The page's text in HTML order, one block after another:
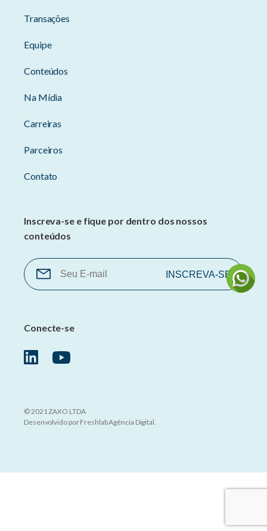
Transações
Equipe
Conteúdos
Na Mídia
Carreiras
Parceiros
Contato
Inscreva-se e fique por dentro dos nossos
conteúdos
Conecte-se
© 2021 ZAXO LTDA
Desenvolvido porFreshlab Agência Digital